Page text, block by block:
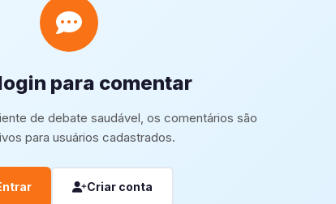
para comentar
de debate saudável, os comentários são
para usuários cadastrados.
Criar conta